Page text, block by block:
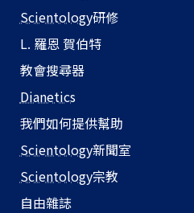
Scientology研修
L. 羅恩 賀伯特
教會搜尋器
Dianetics
我們如何提供幫助
Scientology新聞室
Scientology宗教
自由雜誌